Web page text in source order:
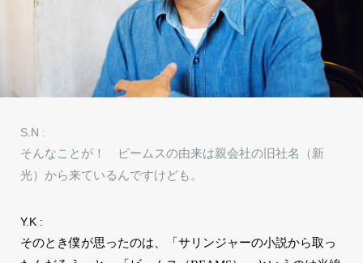
S.N :
そんなことが！ ビームスの由来は親会社の旧社名（新
光）から来ているんですけども。
Y.K :
そのとき僕が思ったのは、「サリンジャーの小説から取っ